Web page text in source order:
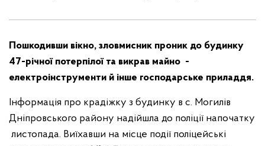
Пошкодивши вікно, зловмисник проник до будинку
47-річної потерпілої та викрав майно -
електроінструменти й інше господарське приладдя.
Інформація про крадіжку з будинку в с. Могилів
Дніпровського району надійшла до поліції напочатку
листопада. Виїхавши на місце події поліцейські